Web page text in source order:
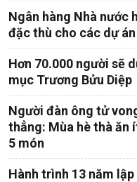
Ngân hàng Nhà nước
đặc thù cho các dự án
Hơn 70.000 người sẽ
mục Trương Bửu Diệp
Người đàn ông tử
thẳng: Mùa hè thà ăn
5 món
Hành trình 13 năm